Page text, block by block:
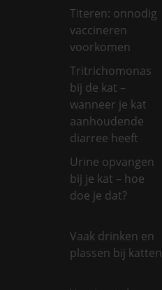
Titeren: onnodig
vaccineren
voorkomen
Tritrichomonas
bij de kat –
wanneer je kat
aanhoudende
diarree heeft
Urine opvangen
bij je kat – hoe
doe je dat?
Vaak drinken en
plassen bij katten